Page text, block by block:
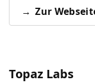
Zur
Topaz Labs